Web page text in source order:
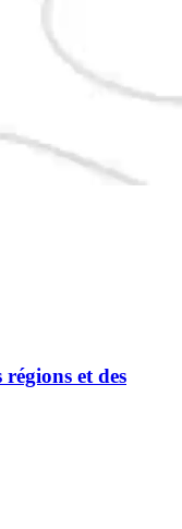
régions et des